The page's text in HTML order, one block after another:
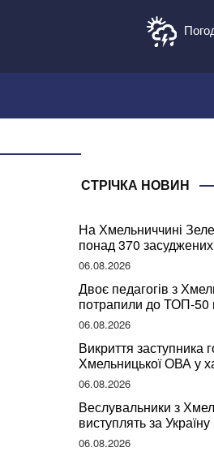
СТРІЧКА НОВИН
На Хмельниччині
понад 370 засуджених
06.08.2026
Двоє педагогів з
потрапили до ТОП-50
учителів України
06.08.2026
Викриття заступника
Хмельницької ОВА у
підписання
06.08.2026
Веслувальники з
виступлять за
світу
06.08.2026